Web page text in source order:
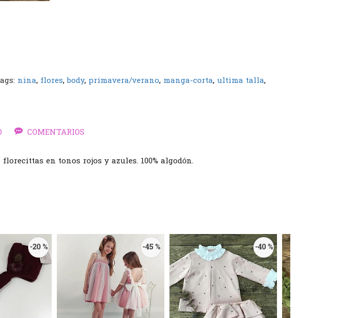
nina flores body primavera/verano manga-corta ultima talla
COMENTARIOS
en tonos rojos y azules. 100% algodón.
-20 % -45 % -40 %